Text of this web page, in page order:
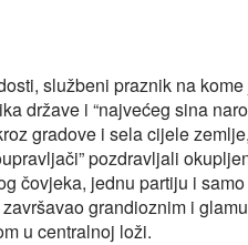
službeni praznik na
države i “najvećeg sina
gradove i sela cijele
pozdravljali
čovjeka, jednu partiju i
grandioznim i
u centralnoj loži.